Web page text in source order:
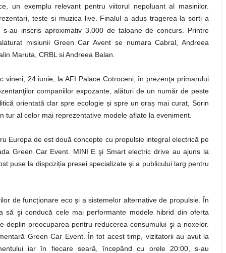
un exemplu relevant pentru viitorul nepoluant al masinilor.
teste si muzica live. Finalul a adus tragerea la sorti a
s-au inscris aproximativ 3.000 de taloane de concurs. Printre
misiunii Green Car Avent se numara Cabral, Andreea
Maruta, CRBL si Andreea Balan.
vineri, 24 iunie, la AFI Palace Cotroceni, în prezenţa primarului
companiilor expozante, alături de un număr de peste
orientată clar spre ecologie și spre un oraș mai curat, Sorin
al celor mai reprezentative modele aflate la eveniment.
Europa de est două concepte cu propulsie integral electrică pe
Green Car Event. MINI E şi Smart electric drive au ajuns la
puse la dispoziția presei specializate şi a publicului larg pentru
de funcționare eco și a sistemelor alternative de propulsie. În
să şi conducă cele mai performante modele hibrid din oferta
preocuparea pentru reducerea consumului şi a noxelor.
Green Car Event. În tot acest timp, vizitatorii au avut la
iar în fiecare seară, începând cu orele 20:00, s-au